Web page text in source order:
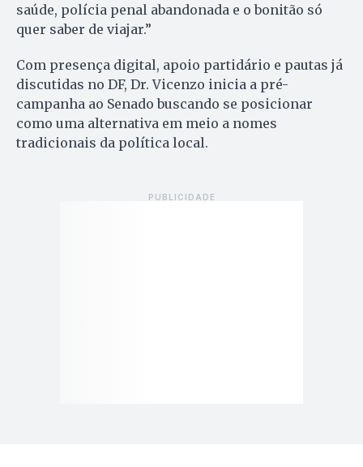
saúde, polícia penal abandonada e o bonitão só
quer saber de viajar.”
Com presença digital, apoio partidário e pautas já
discutidas no DF, Dr. Vicenzo inicia a pré-
campanha ao Senado buscando se posicionar
como uma alternativa em meio a nomes
tradicionais da política local.